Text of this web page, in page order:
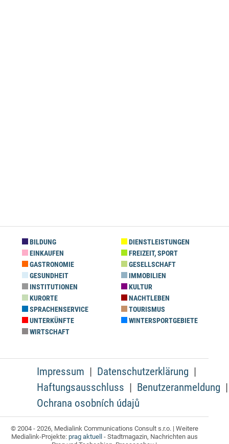
BILDUNG
DIENSTLEISTUNGEN
EINKAUFEN
FREIZEIT, SPORT
GASTRONOMIE
GESELLSCHAFT
GESUNDHEIT
IMMOBILIEN
INSTITUTIONEN
KULTUR
KURORTE
NACHTLEBEN
SPRACHENSERVICE
TOURISMUS
UNTERKÜNFTE
WINTERSPORTGEBIETE
WIRTSCHAFT
Impressum
Datenschutzerklärung
Haftungsausschluss
Benutzeranmeldung
Ochrana osobních údajů
© 2004 - 2026, Medialink Communications Consult s.r.o. | Weitere
Medialink-Projekte: prag aktuell - Stadtmagazin, Nachrichten aus